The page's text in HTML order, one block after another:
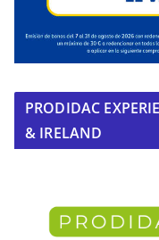
PRODIDAC
& IRELAND